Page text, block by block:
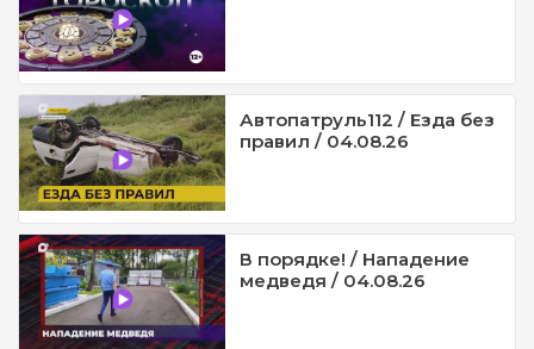
Автопатруль112 / Езда без
правил / 04.08.26
В порядке! / Нападение
медведя / 04.08.26